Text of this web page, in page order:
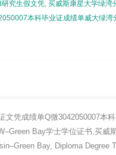
研究生假文凭, 买威斯康星大学绿湾
本科毕业证成绩单威大绿湾
文凭成绩单Q微3042050007本
Bay学士学位证书,买
Bay, Diploma Degree